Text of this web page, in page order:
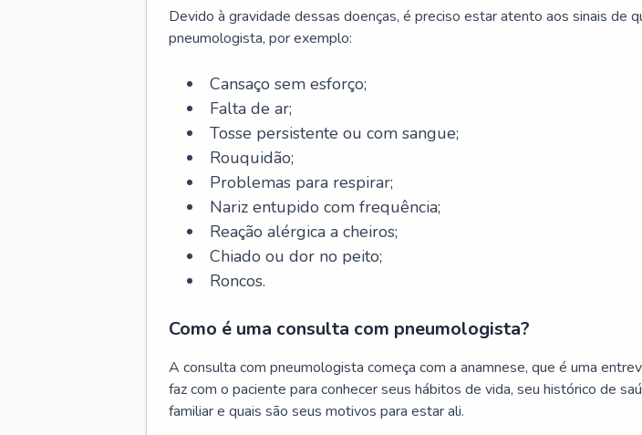
Devido à gravidade dessas doenças, é preciso estar atento aos sinais de
pneumologista, por exemplo:
Cansaço sem esforço;
Falta de ar;
Tosse persistente ou com sangue;
Rouquidão;
Problemas para respirar;
Nariz entupido com frequência;
Reação alérgica a cheiros;
Chiado ou dor no peito;
Roncos.
Como é uma consulta com pneumologista?
A consulta com pneumologista começa com a anamnese, que é uma
faz com o paciente para conhecer seus hábitos de vida, seu histórico de
familiar e quais são seus motivos para estar ali.